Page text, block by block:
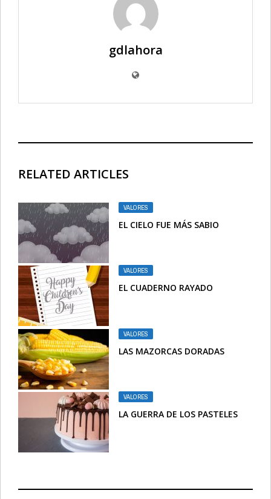
gdlahora
RELATED ARTICLES
VALORES
EL CIELO FUE MÁS SABIO
VALORES
EL CUADERNO RAYADO
VALORES
LAS MAZORCAS DORADAS
VALORES
LA GUERRA DE LOS PASTELES